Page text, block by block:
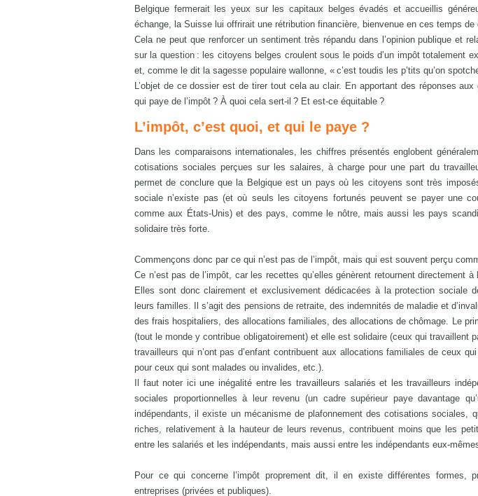
Belgique fermerait les yeux sur les capitaux belges évadés et accueillis
échange, la Suisse lui offrirait une rétribution financière, bienvenue en ces temps de
Cela ne peut que renforcer un sentiment très répandu dans l’opinion publique et
sur la question : les citoyens belges croulent sous le poids d’un impôt totalement
et, comme le dit la sagesse populaire wallonne, « c’est toudis les p’tits qu’on
L’objet de ce dossier est de tirer tout cela au clair. En apportant des réponses
qui paye de l’impôt ? À quoi cela sert-il ? Et est-ce équitable ?
L’impôt, c’est quoi, et qui le paye ?
Dans les comparaisons internationales, les chiffres présentés englobent
cotisations sociales perçues sur les salaires, à charge pour une part du
permet de conclure que la Belgique est un pays où les citoyens sont très
sociale n’existe pas (et où seuls les citoyens fortunés peuvent se payer une
comme aux États-Unis) et des pays, comme le nôtre, mais aussi les pays
solidaire très forte.
Commençons donc par ce qui n’est pas de l’impôt, mais qui est souvent perçu
Ce n’est pas de l’impôt, car les recettes qu’elles génèrent retournent directement
Elles sont donc clairement et exclusivement dédicacées à la protection sociale
leurs familles. Il s’agit des pensions de retraite, des indemnités de maladie et
des frais hospitaliers, des allocations familiales, des allocations de chômage. Le
(tout le monde y contribue obligatoirement) et elle est solidaire (ceux qui travaillent
travailleurs qui n’ont pas d’enfant contribuent aux allocations familiales de ceux
pour ceux qui sont malades ou invalides, etc.).
Il faut noter ici une inégalité entre les travailleurs salariés et les travailleurs
sociales proportionnelles à leur revenu (un cadre supérieur paye davantage
indépendants, il existe un mécanisme de plafonnement des cotisations sociales,
riches, relativement à la hauteur de leurs revenus, contribuent moins que les
entre les salariés et les indépendants, mais aussi entre les indépendants eux-
Pour ce qui concerne l’impôt proprement dit, il en existe différentes formes,
entreprises (privées et publiques).